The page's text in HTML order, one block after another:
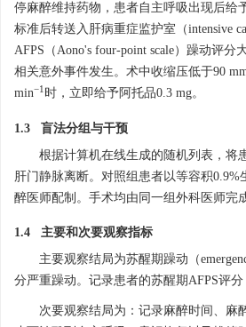
停麻醉维持药物，患者自主呼吸出现后给
标准后转送入肝病重症监护室（intensive
AFPS（Aono's four-point scale）躁动评
相关意外事件发生。术中收缩压低于90
min−1时，立即给予阿托品0.3 mg。
1.3 盲法分组与干预
根据计算机在线生成的随机列表，将
肝门静脉离断。对照组患者以等容积
醉医师配制。手术均由同一组外科医师完
1.4 主要和次要观察指标
主要观察结局为苏醒期躁动（
分严重躁动。记录患者的苏醒期AFPS评
次要观察结局为：记录麻醉时间、麻